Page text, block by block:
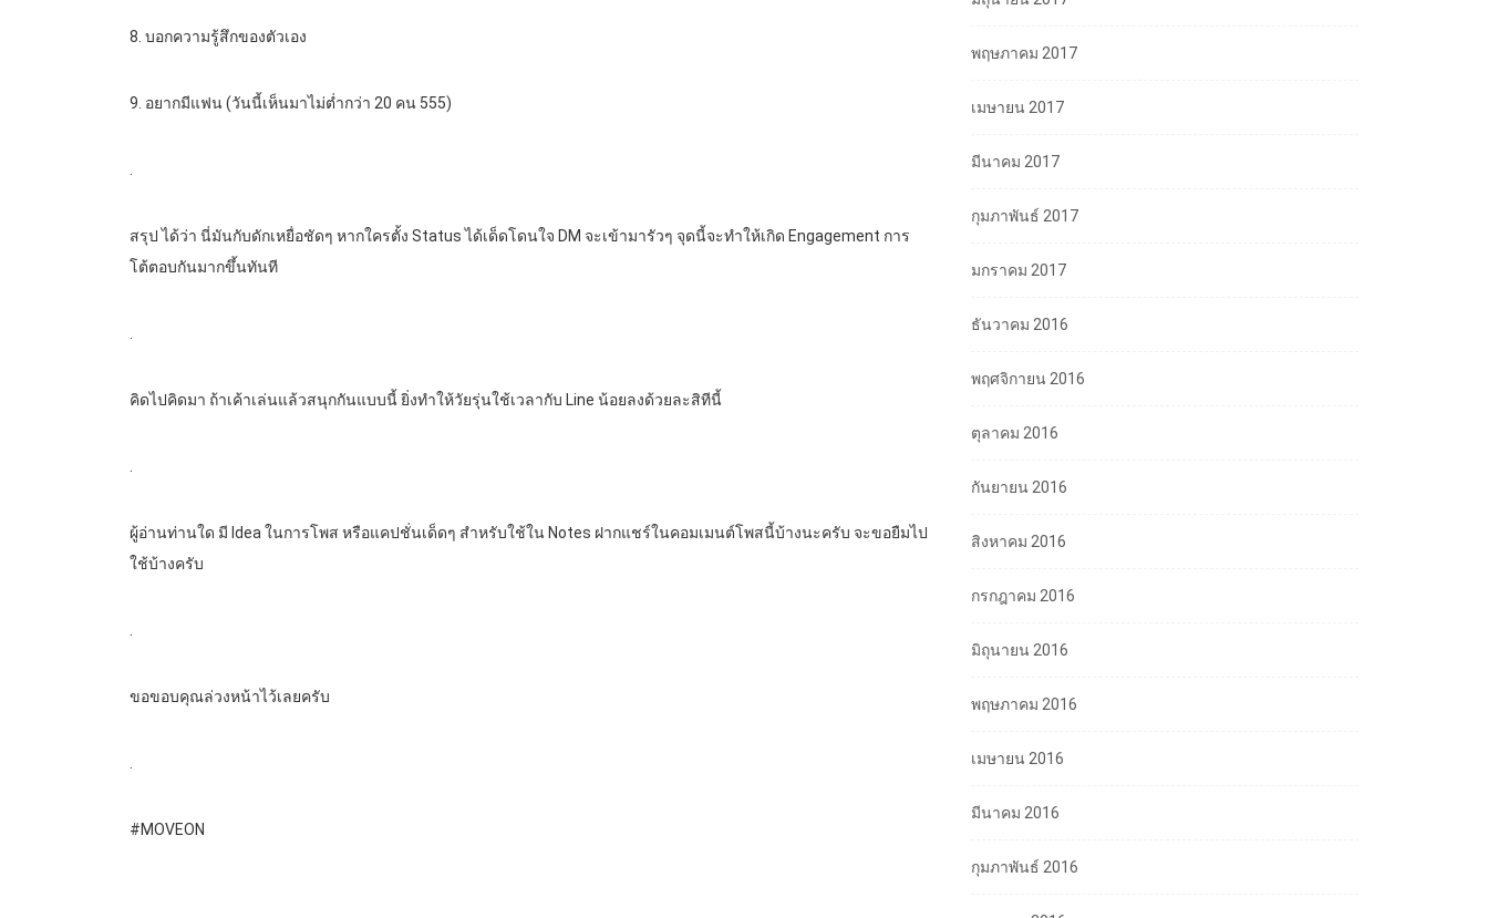
8. บอกความรู้สึกของตัวเอง
9. อยากมีแฟน (วันนี้เห็นมาไม่ต่ำกว่า 20 คน 555)
สรุป ได้ว่า นี่มันกับดักเหยื่อชัดๆ หากใครตั้ง Status ได้เด็ดโดนใจ DM จะเข้ามารัวๆ จุดนี้จะทำให้เกิด Engagement การ
โต้ตอบกันมากขึ้นทันที
คิดไปคิดมา ถ้าเค้าเล่นแล้วสนุกกันแบบนี้ ยิ่งทำให้วัยรุ่นใช้เวลากับ Line น้อยลงด้วยละสิทีนี้
ผู้อ่านท่านใด มี Idea ในการโพส หรือแคปชั่นเด็ดๆ สำหรับใช้ใน Notes ฝากแชร์ในคอมเมนต์โพสนี้บ้างนะครับ จะขอยืมไป
ใช้บ้างครับ
ขอขอบคุณล่วงหน้าไว้เลยครับ
#MOVEON
พฤษภาคม 2017
เมษายน 2017
มีนาคม 2017
กุมภาพันธ์ 2017
มกราคม 2017
ธันวาคม 2016
พฤศจิกายน 2016
ตุลาคม 2016
กันยายน 2016
สิงหาคม 2016
กรกฎาคม 2016
มิถุนายน 2016
พฤษภาคม 2016
เมษายน 2016
มีนาคม 2016
กุมภาพันธ์ 2016